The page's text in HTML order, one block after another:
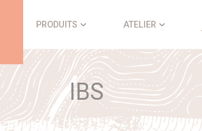
PRODUITS ATELIER
IBS